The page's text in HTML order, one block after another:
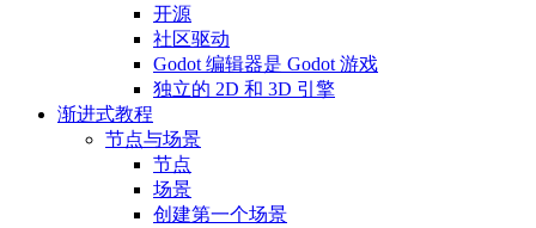
开源
社区驱动
Godot 编辑器是 Godot 游戏
独立的 2D 和 3D 引擎
渐进式教程
节点与场景
节点
场景
创建第一个场景